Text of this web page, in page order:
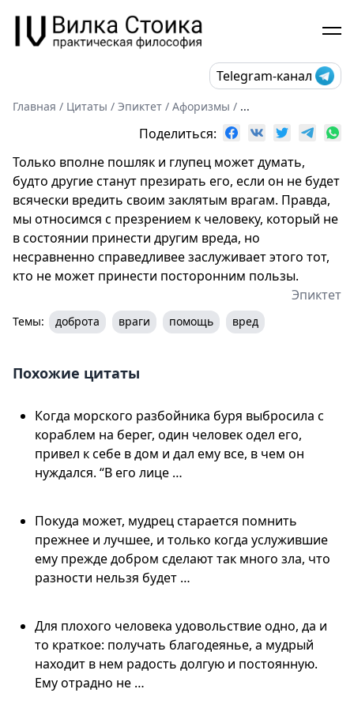
Telegram-канал
Главная / Цитаты / Эпиктет / Афоризмы / ...
Поделиться:
Только вполне пошляк и глупец может думать,
будто другие станут презирать его, если он не будет
всячески вредить своим заклятым врагам. Правда,
мы относимся с презрением к человеку, который не
в состоянии принести другим вреда, но
несравненно справедливее заслуживает этого тот,
кто не может принести посторонним пользы.
Эпиктет
Темы: доброта враги помощь вред
Похожие цитаты
Когда морского разбойника буря выбросила с
кораблем на берег, один человек одел его,
привел к себе в дом и дал ему все, в чем он
нуждался. “В его лице …
Покуда может, мудрец старается помнить
прежнее и лучшее, и только когда услужившие
ему прежде добром сделают так много зла, что
разности нельзя будет …
Для плохого человека удовольствие одно, да и
то краткое: получать благодеянье, а мудрый
находит в нем радость долгую и постоянную.
Ему отрадно не …